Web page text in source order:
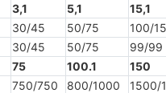
3,1 5,1 15,1
30/45 50/75 100/
30/45 50/75 99/99
75 100.1 150
750/750 800/1000 1500/